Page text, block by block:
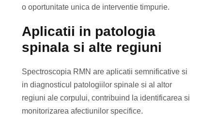
o oportunitate unica de interventie timpurie.
Aplicatii in patologia
spinala si alte regiuni
Spectroscopia RMN are aplicatii semnificative si
in diagnosticul patologiilor spinale si al altor
regiuni ale corpului, contribuind la identificarea si
monitorizarea afectiunilor specifice.